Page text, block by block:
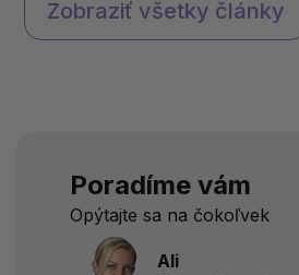
začať s meditáciou a aké
Zobraziť všetky články
Poradíme vám
Opýtajte sa na čokoľvek
Ali